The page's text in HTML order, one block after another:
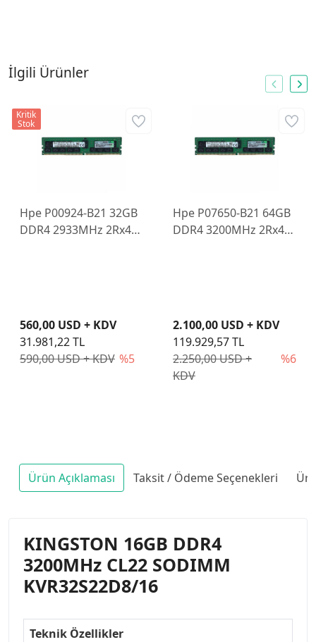
İlgili Ürünler
Hpe P00924-B21 32GB
DDR4 2933MHz 2Rx4
590,00 USD + KDV %5
560,00 USD + KDV
31.981,22 TL
Kritik
Stok
Hpe P07650-B21 64GB
DDR4 3200MHz 2Rx4
2.250,00 USD +
KDV
%6
2.100,00 USD + KDV
119.929,57 TL
Ürün Açıklaması Taksit / Ödeme Seçenekleri
KINGSTON 16GB DDR4
3200MHz CL22 SODIMM
KVR32S22D8/16
Teknik Özellikler